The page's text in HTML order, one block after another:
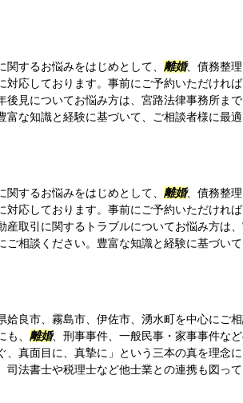
関するお悩みをはじめとして、 離婚、債務整
対応しております。事前にご予約いただけれ
後見についてお悩み方は、宮路法律事務所ま
富な知識と経験に基づいて、ご相談者様に最
関するお悩みをはじめとして、 離婚、債務整
対応しております。事前にご予約いただけれ
産取引に関するトラブルについてお悩み方は
ご相談ください。豊富な知識と経験に基づい
姶良市、霧島市、伊佐市、湧水町を中心にご
、 離婚、刑事事件、一般民事・家事事件な
、真面目に、真摯に」という三本の真を理念
司法書士や税理士など他士業との連携も図っ